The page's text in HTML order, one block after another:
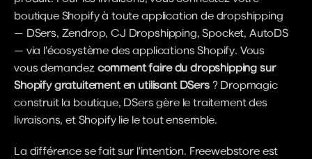
boutique Shopify à toute application de dropshipping
— DSers, Zendrop, CJ Dropshipping, Spocket, AutoDS
— via l'écosystème des applications Shopify. Vous
vous demandez comment faire du dropshipping sur
Shopify gratuitement en utilisant DSers ? Dropmagic
construit la boutique, DSers gère le traitement des
livraisons, et Shopify lie le tout ensemble.
La différence se fait sur l'intention. Freewebstore est